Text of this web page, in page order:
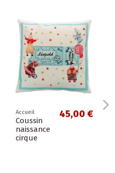
Accueil
Coussin
naissance
cirque
45,00 €